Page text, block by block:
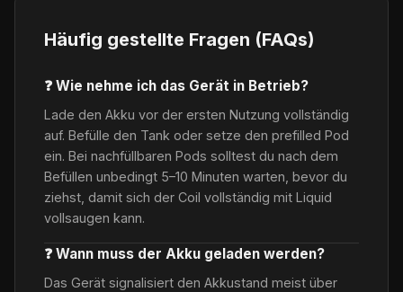
Häufig gestellte Fragen (FAQs)
❓ Wie nehme ich das Gerät in Betrieb?
Lade den Akku vor der ersten Nutzung vollständig
auf. Befülle den Tank oder setze den prefilled Pod
ein. Bei nachfüllbaren Pods solltest du nach dem
Befüllen unbedingt 5–10 Minuten warten, bevor du
ziehst, damit sich der Coil vollständig mit Liquid
vollsaugen kann.
❓ Wann muss der Akku geladen werden?
Das Gerät signalisiert den Akkustand meist über